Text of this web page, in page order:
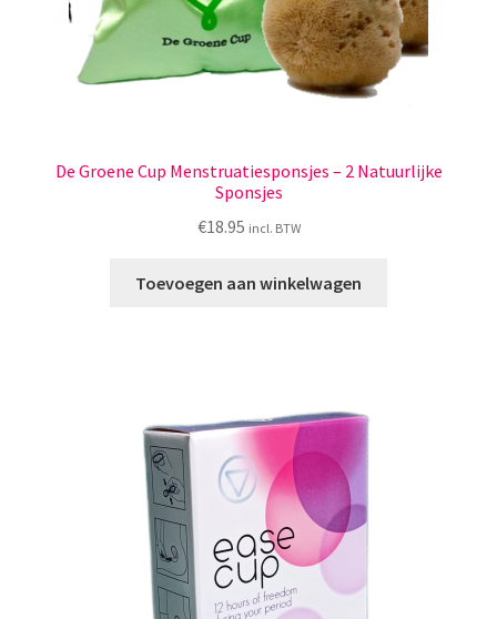
De Groene Cup Menstruatiesponsjes – 2 Natuurlijke
Sponsjes
€18.95 incl. BTW
Toevoegen aan winkelwagen